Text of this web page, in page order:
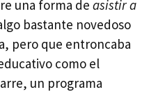
una forma de asistir a
bastante novedoso
pero que entroncaba
como el
un programa